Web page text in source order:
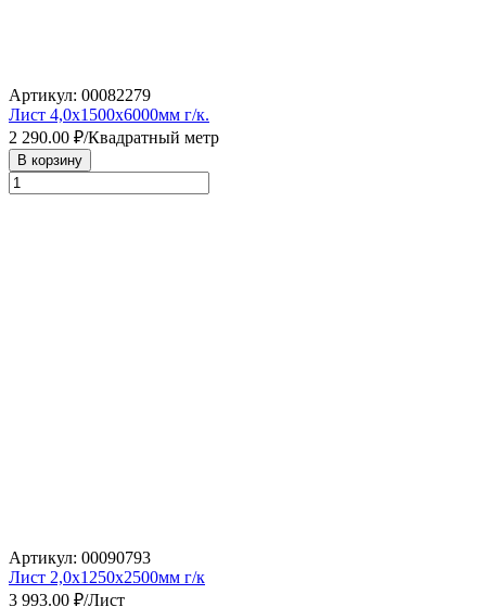
Артикул: 00082279
Лист 4,0х1500х6000мм г/к.
2 290.00 ₽/Квадратный метр
В корзину
Артикул: 00090793
Лист 2,0х1250х2500мм г/к
3 993.00 ₽/Лист